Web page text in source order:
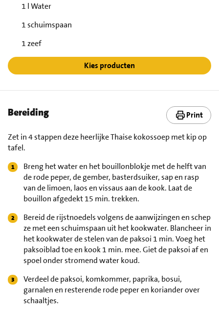
1 l Water
1 schuimspaan
1 zeef
Kies producten
Bereiding Print
Zet in 4 stappen deze heerlijke Thaise kokossoep met kip op
tafel.
Breng het water en het bouillonblokje met de helft van
de rode peper, de gember, basterdsuiker, sap en rasp
van de limoen, laos en vissaus aan de kook. Laat de
bouillon afgedekt 15 min. trekken.
Bereid de rijstnoedels volgens de aanwijzingen en schep
ze met een schuimspaan uit het kookwater. Blancheer in
het kookwater de stelen van de paksoi 1 min. Voeg het
paksoiblad toe en kook 1 min. mee. Giet de paksoi af en
spoel onder stromend water koud.
Verdeel de paksoi, komkommer, paprika, bosui,
garnalen en resterende rode peper en koriander over
schaaltjes.